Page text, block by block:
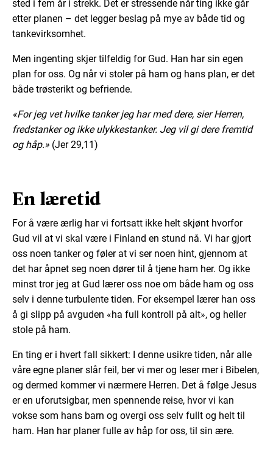
sted i fem år i strekk. Det er stressende når ting ikke går
etter planen – det legger beslag på mye av både tid og
tankevirksomhet.
Men ingenting skjer tilfeldig for Gud. Han har sin egen
plan for oss. Og når vi stoler på ham og hans plan, er det
både trøsterikt og befriende.
«For jeg vet hvilke tanker jeg har med dere, sier Herren,
fredstanker og ikke ulykkestanker. Jeg vil gi dere fremtid
og håp.» (Jer 29,11)
En læretid
For å være ærlig har vi fortsatt ikke helt skjønt hvorfor
Gud vil at vi skal være i Finland en stund nå. Vi har gjort
oss noen tanker og føler at vi ser noen hint, gjennom at
det har åpnet seg noen dører til å tjene ham her. Og ikke
minst tror jeg at Gud lærer oss noe om både ham og oss
selv i denne turbulente tiden. For eksempel lærer han oss
å gi slipp på avguden «ha full kontroll på alt», og heller
stole på ham.
En ting er i hvert fall sikkert: I denne usikre tiden, når alle
våre egne planer slår feil, ber vi mer og leser mer i Bibelen,
og dermed kommer vi nærmere Herren. Det å følge Jesus
er en uforutsigbar, men spennende reise, hvor vi kan
vokse som hans barn og overgi oss selv fullt og helt til
ham. Han har planer fulle av håp for oss, til sin ære.